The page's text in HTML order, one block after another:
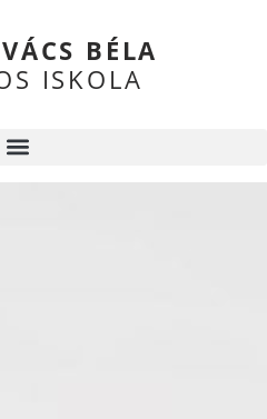
BÉLA
ISKOLA